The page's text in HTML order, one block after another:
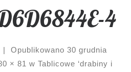
4
| Opublikowano 30 grudnia
× 81 w Tablicowe ‘drabiny i